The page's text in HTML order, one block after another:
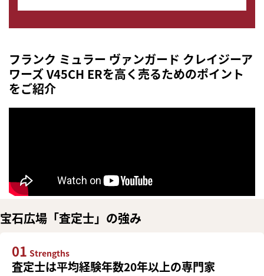
フランク ミュラー ヴァンガード クレイジーア
ワーズ V45CH ERを高く売るためのポイント
をご紹介
宝石広場「査定士」の強み
01 Strengths
査定士は平均経験年数20年以上の専門家